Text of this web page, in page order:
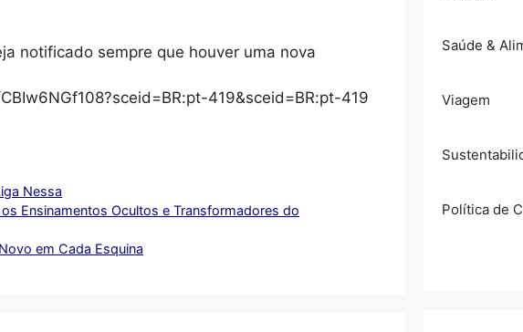
notificado sempre que houver uma nova
419&sceid=BR:pt-419
Nessa
Ensinamentos Ocultos e Transformadores do
em Cada Esquina
Saúde &
Viagem
Política de